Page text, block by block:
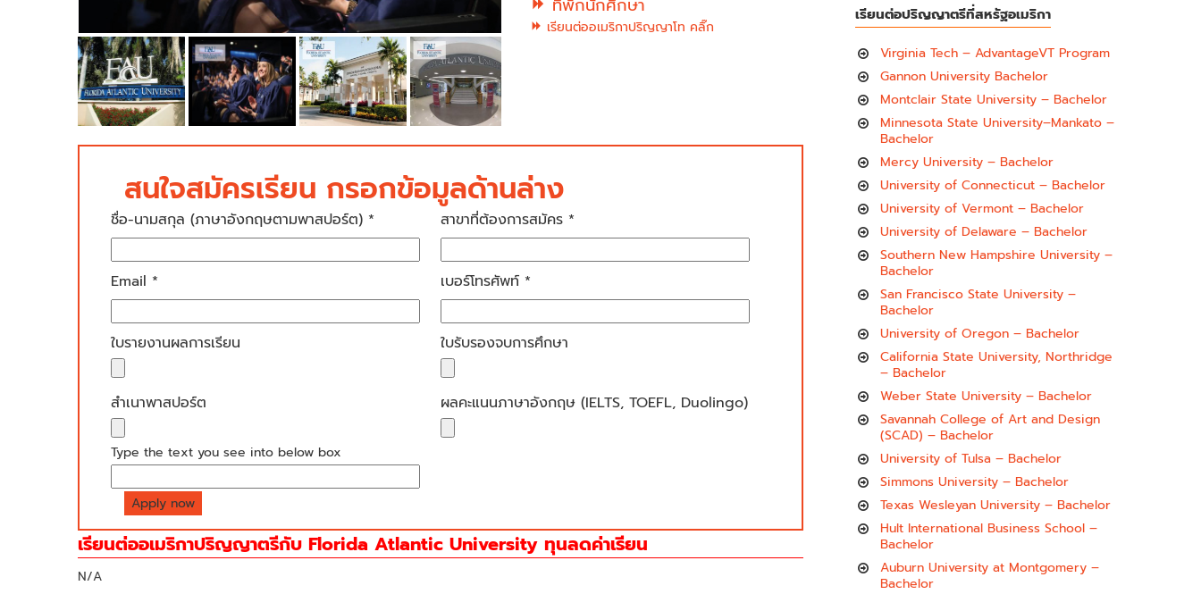
ที่พักนักศึกษา
เรียนต่ออเมริกาปริญญาโท คลิ๊ก
สนใจสมัครเรียน กรอกข้อมูลด้านล่าง
ชื่อ-นามสกุล (ภาษาอังกฤษตามพาสปอร์ต) * สาขาที่ต้องการสมัคร *
Email * เบอร์โทรศัพท์ *
ใบรายงานผลการเรียน ใบรับรองจบการศึกษา
สำเนาพาสปอร์ต ผลคะแนนภาษาอังกฤษ (IELTS, TOEFL, Duolingo)
Type the text you see into below box
เรียนต่ออเมริกาปริญญาตรีกับ Florida Atlantic University ทุนลดค่าเรียน
N/A
เรียนต่อปริญญาตรีที่สหรัฐอเมริกา
Virginia Tech – AdvantageVT Program
Gannon University Bachelor
Montclair State University – Bachelor
Minnesota State University–Mankato –
Bachelor
Mercy University – Bachelor
University of Connecticut – Bachelor
University of Vermont – Bachelor
University of Delaware – Bachelor
Southern New Hampshire University –
Bachelor
San Francisco State University –
Bachelor
University of Oregon – Bachelor
California State University, Northridge
– Bachelor
Weber State University – Bachelor
Savannah College of Art and Design
(SCAD) – Bachelor
University of Tulsa – Bachelor
Simmons University – Bachelor
Texas Wesleyan University – Bachelor
Hult International Business School –
Bachelor
Auburn University at Montgomery –
Bachelor